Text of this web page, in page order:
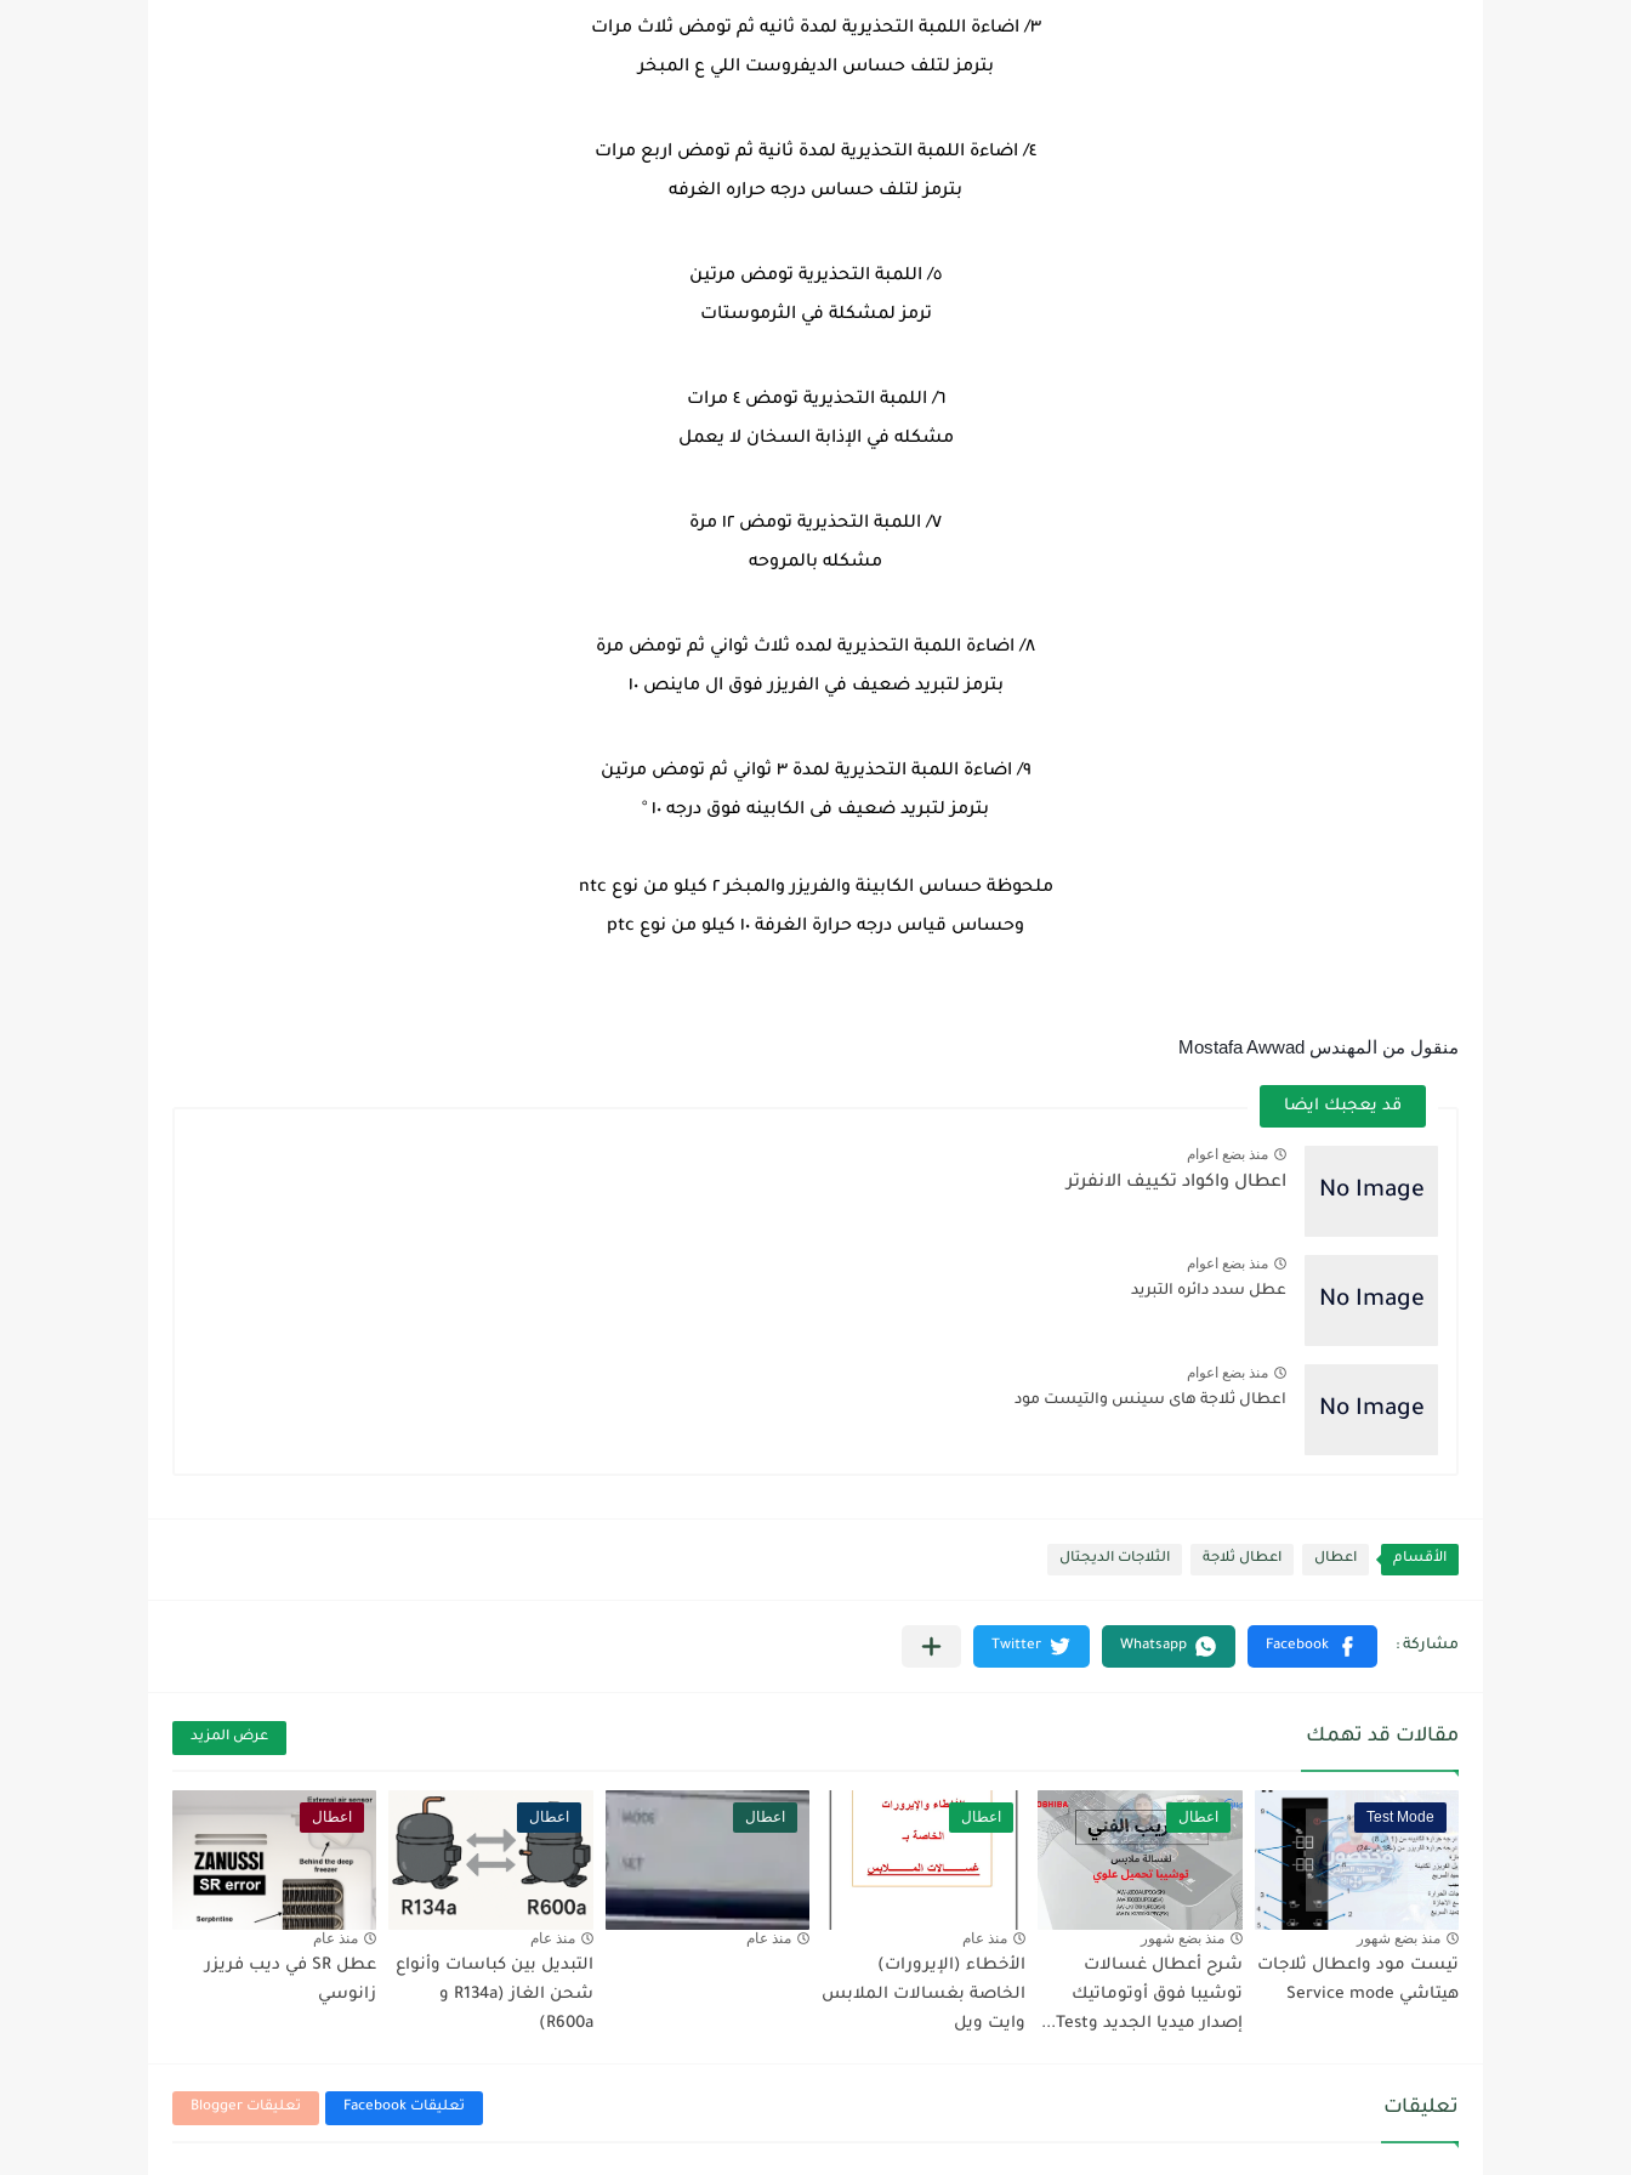
٣/ اضاءة اللمبة التحذيرية لمدة ثانيه ثم تومض ثلاث مرات
بترمز لتلف حساس الديفروست اللي ع المبخر
٤/ اضاءة اللمبة التحذيرية لمدة ثانية ثم تومض اربع مرات
بترمز لتلف حساس درجه حراره الغرفه
٥/ اللمبة التحذيرية تومض مرتين
ترمز لمشكلة في الثرموستات
٦/ اللمبة التحذيرية تومض ٤ مرات
مشكله في الإذابة السخان لا يعمل
٧/ اللمبة التحذيرية تومض ١٢ مرة
مشكله بالمروحه
٨/ اضاءة اللمبة التحذيرية لمده ثلاث ثواني ثم تومض مرة
بترمز لتبريد ضعيف في الفريزر فوق ال ماينص ١٠
٩/ اضاءة اللمبة التحذيرية لمدة ٣ ثواني ثم تومض مرتين
بترمز لتبريد ضعيف فى الكابينه فوق درجه ١٠ °
ملحوظة حساس الكابينة والفريزر والمبخر ٢ كيلو من نوع ntc
وحساس قياس درجه حرارة الغرفة ١٠ كيلو من نوع ptc
منقول من المهندس Mostafa Awwad
قد يعجبك ايضا
منذ بضع اعوام
اعطال واكواد تكييف الانفرتر
منذ بضع اعوام
عطل سدد دائره التبريد
منذ بضع اعوام
اعطال ثلاجة هاى سينس والتيست مود
الأقسام اعطال اعطال ثلاجة الثلاجات الديجتال
مقالات قد تهمك عرض المزيد
Test Mode
منذ بضع شهور
تيست مود واعطال ثلاجات
هيتاشي Service mode
اعطال
منذ بضع شهور
شرح أعطال غسالات
توشيبا فوق أوتوماتيك
إصدار ميديا الجديد وTest...
اعطال
منذ عام
الأخطاء (الإيرورات)
الخاصة بغسالات الملابس
وايت ويل
اعطال
منذ عام
اعطال
منذ عام
التبديل بين كباسات وأنواع
شحن الغاز (R134a و
R600a)
اعطال
منذ عام
عطل SR في ديب فريزر
زانوسي
تعليقات تعليقات Facebook تعليقات Blogger